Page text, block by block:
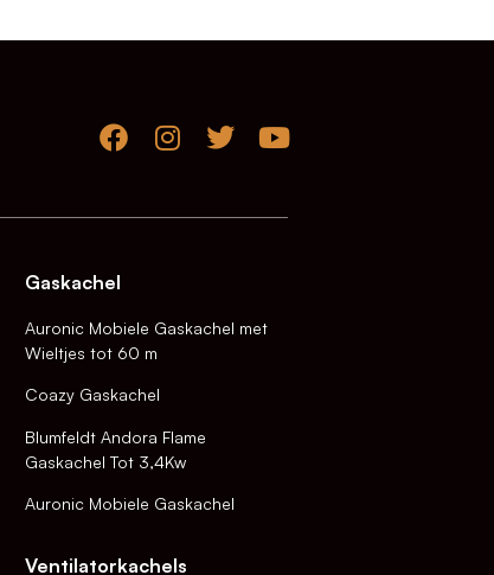
Gaskachel
Auronic Mobiele Gaskachel met
Wieltjes tot 60 m
Coazy Gaskachel
Blumfeldt Andora Flame
Gaskachel Tot 3,4Kw
Auronic Mobiele Gaskachel
Ventilatorkachels